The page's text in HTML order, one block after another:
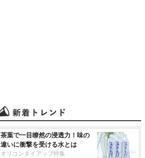
茶葉で一目瞭然の浸透力！味の
違いに衝撃を受ける水とは
オリコンタイアップ特集